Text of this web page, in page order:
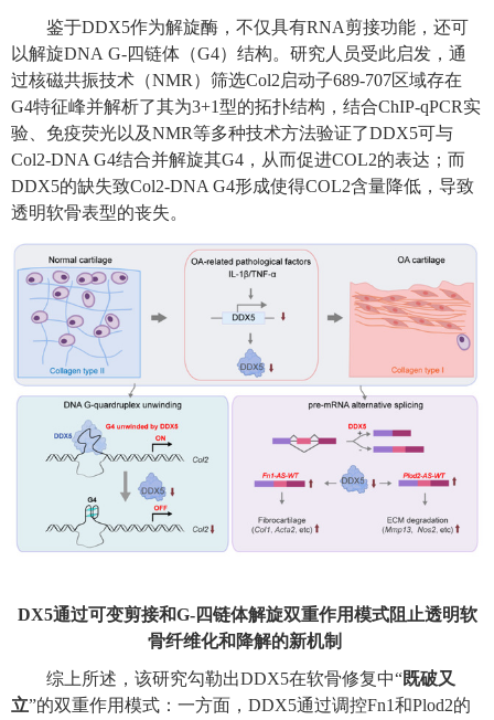
鉴于DDX5作为解旋酶，不仅具有RNA剪接功能，还可
以解旋DNA G-四链体（G4） 结构。 研究人员受此启发， 通
过核磁共振技术（NMR ）筛选Col2 启动子689-707区域存在
G4特征峰并解析了其为3+1型的拓扑结构 ， 结合ChIP-qPCR实
验
免疫荧光以及NMR等多种技术方法验证了DDX5可与
Col2-DNA G4结合并解旋其G4 ，从而促进COL2的表达 ；而
DDX5的缺失致Col2-DNA G4形成使得COL2含量降低，导致
透明软骨表型的丧失。
DX5通过可变剪接和G-四链体解旋双重作用模式阻止透明软
骨纤维化和降解的新机制
综上所述 ， 该研究勾勒出DDX5在软骨修复中“既破又
立”的双重作用模式：一方面， DDX5通过调控Fn1和Plod2的